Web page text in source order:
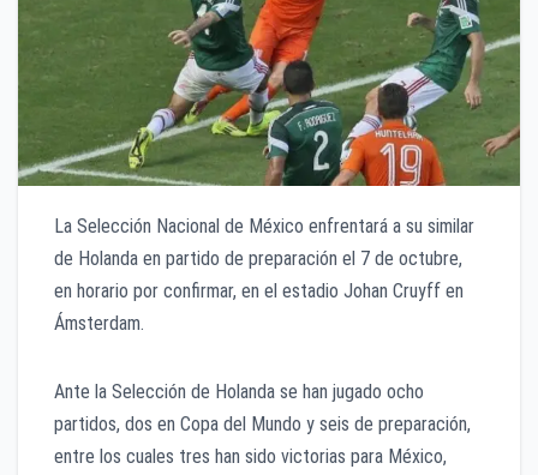
La Selección Nacional de México enfrentará a su similar
de Holanda en partido de preparación el 7 de octubre,
en horario por confirmar, en el estadio Johan Cruyff en
Ámsterdam.
Ante la Selección de Holanda se han jugado ocho
partidos, dos en Copa del Mundo y seis de preparación,
entre los cuales tres han sido victorias para México,